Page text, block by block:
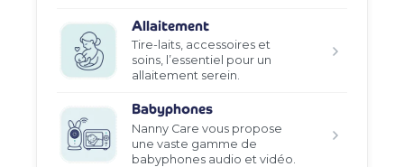
Allaitement
Tire-laits, accessoires et
soins, l’essentiel pour un
allaitement serein.
Babyphones
Nanny Care vous propose
une vaste gamme de
babyphones audio et vidéo.